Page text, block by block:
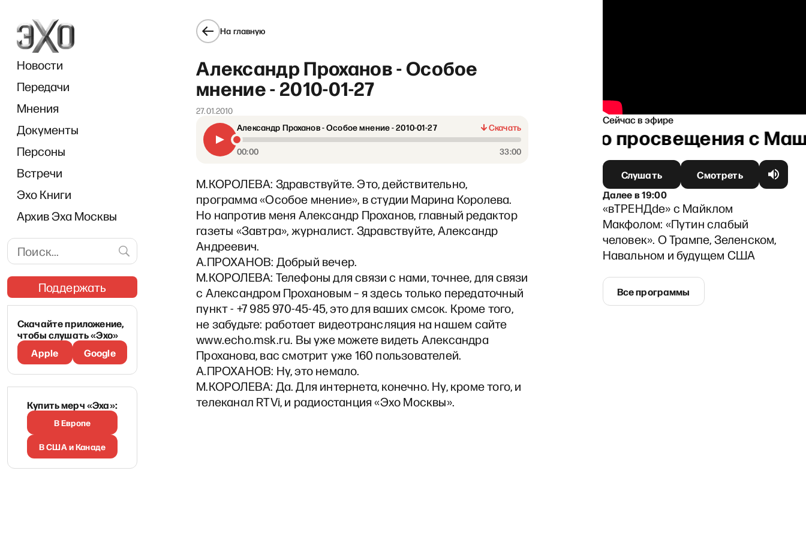
Новости
Передачи
Мнения
Документы
Персоны
Встречи
Эхо Книги
Архив Эха Москвы
Поддержать
Скачайте приложение,
чтобы слушать «Эхо»
Apple
Google
Купить мерч «Эха»:
В Европе
В США и Канаде
На главную
Александр Проханов - Особое
мнение - 2010-01-27
27.01.2010
Александр Проханов - Особое мнение - 2010-01-27
Скачать
00:00 33:00
М.КОРОЛЕВА: Здравствуйте. Это, действительно,
программа «Особое мнение», в студии Марина Королева.
Но напротив меня Александр Проханов, главный редактор
газеты «Завтра», журналист. Здравствуйте, Александр
Андреевич.
А.ПРОХАНОВ: Добрый вечер.
М.КОРОЛЕВА: Телефоны для связи с нами, точнее, для связи
с Александром Прохановым – я здесь только передаточный
пункт - +7 985 970-45-45, это для ваших смсок. Кроме того,
не забудьте: работает видеотрансляция на нашем сайте
www.echo.msk.ru. Вы уже можете видеть Александра
Проханова, вас смотрит уже 160 пользователей.
А.ПРОХАНОВ: Ну, это немало.
М.КОРОЛЕВА: Да. Для интернета, конечно. Ну, кроме того, и
телеканал RTVi, и радиостанция «Эхо Москвы».
Сейчас в эфире
Sapere Aude / Школа гражданского просвещения с
Слушать
Смотреть
Далеев19:00
«вТРЕНДde» с Майклом
Макфолом: «Путин слабый
человек». О Трампе, Зеленском,
Навальном и будущем США
Все программы